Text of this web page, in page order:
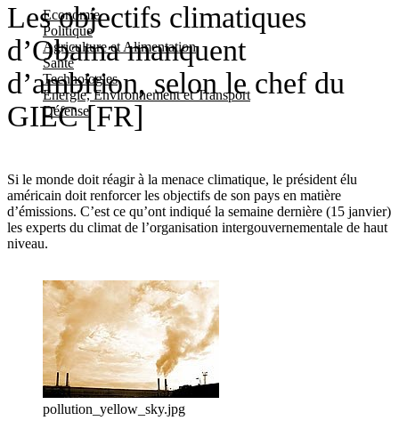
Economie
Politique
Agriculture et Alimentation
Santé
Technologies
Energie, Environnement et Transport
Défense
Les objectifs climatiques
d’Obama manquent
d’ambition, selon le chef du
GIEC [FR]
Si le monde doit réagir à la menace climatique, le président élu
américain doit renforcer les objectifs de son pays en matière
d’émissions. C’est ce qu’ont indiqué la semaine dernière (15 janvier)
les experts du climat de l’organisation intergouvernementale de haut
niveau.
pollution_yellow_sky.jpg